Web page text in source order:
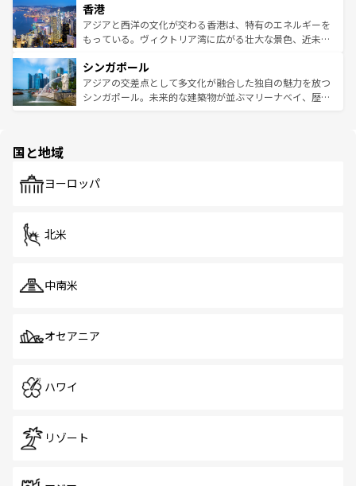
とつ。フォーやバインミー、ベトナムコーヒーなどは、ぜ
ひ現地で味わいたい。どの地域を訪れてもあたたかい人々
が旅行者を迎えてくれるので、きっと忘れられない旅にな
参照してほしい。
の活気が交差している。北部ではチェンマイなどの山岳地
帯で自然と触れ合い、南部ではプーケットやクラビの美し
いビーチでリゾート気分を楽しむことができる。タイ料理
激する。気候は一年中温暖で、どの季節にも異なる楽しみ
が待っている。親しみやすいタイの人々、仏教を中心とし
た文化、そして多様な観光資源が、訪れる旅人を魅了し続
香港
アジアと西洋の文化が交わる香港は、特有のエネルギーを
もっている。ヴィクトリア湾に広がる壮大な景色、近未来
み、どこを訪れても感動するはず。観光スポットが密集し
ており、効率よく見どころを回れるのも魅力。息をのむよ
うな絶景から文化的な体験まで、香港を存分に楽しみ尽く
シンガポール
アジアの交差点として多文化が融合した独自の魅力を放つ
シンガポール。未来的な建築物が並ぶマリーナベイ、歴史
で、ホーカーズは地元の風情を楽しめる外せないスポット
国と地域
ヨーロッパ
北米
中南米
オセアニア
ハワイ
リゾート